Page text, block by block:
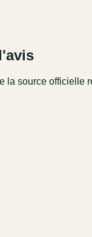
la source